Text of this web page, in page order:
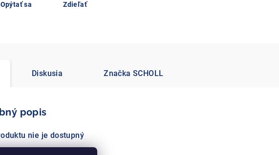
Opýtať sa Zdieľať
Diskusia Značka SCHOLL
popis
nie je dostupný